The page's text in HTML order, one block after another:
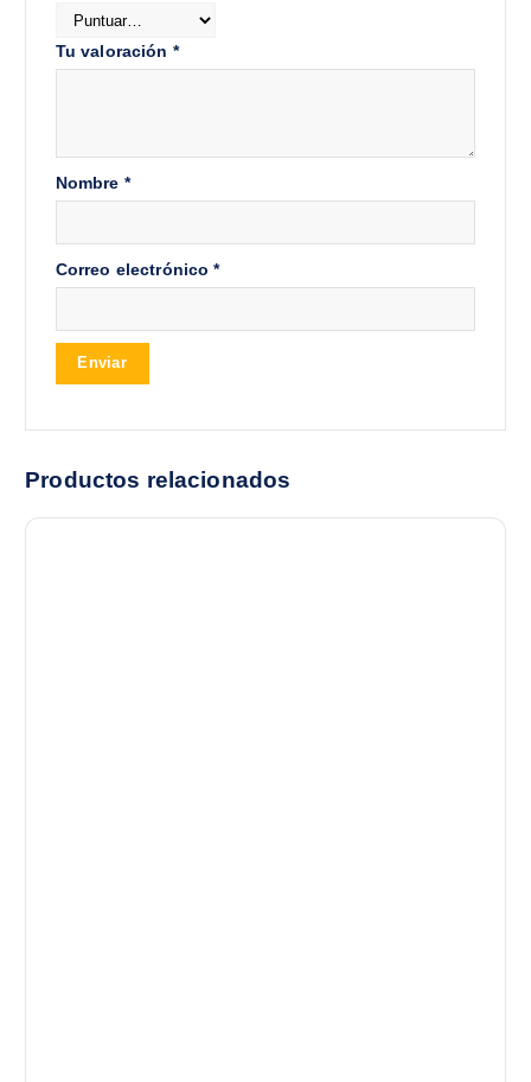
Tu valoración *
Nombre *
Correo electrónico*
Productos relacionados